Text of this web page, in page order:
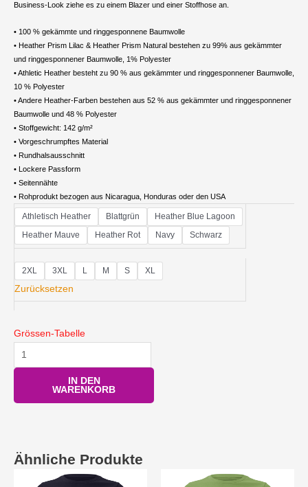
Business-Look ziehe es zu einem Blazer und einer Stoffhose an.
• 100 % gekämmte und ringgesponnene Baumwolle
• Heather Prism Lilac & Heather Prism Natural bestehen zu 99% aus gekämmter
und ringgesponnener Baumwolle, 1% Polyester
• Athletic Heather besteht zu 90 % aus gekämmter und ringgesponnener Baumwolle,
10 % Polyester
• Andere Heather-Farben bestehen aus 52 % aus gekämmter und ringgesponnener
Baumwolle und 48 % Polyester
• Stoffgewicht: 142 g/m²
• Vorgeschrumpftes Material
• Rundhalsausschnitt
• Lockere Passform
• Seitennähte
• Rohprodukt bezogen aus Nicaragua, Honduras oder den USA
Athletisch Heather Blattgrün
Heather Blue Lagoon
Heather Mauve
Heather Rot Navy Schwarz
2XL 3XL L M S XL
Zurücksetzen
Grössen-Tabelle
Damen
Premiumshirt
Menge
IN DEN
WARENKORB
Ähnliche Produkte